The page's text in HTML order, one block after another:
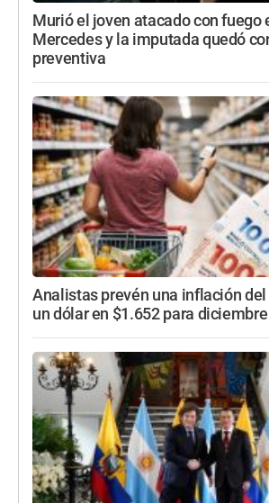
Murió el joven atacado con fuego
Mercedes y la imputada quedó
preventiva
Analistas prevén una inflación del
un dólar en $1.652 para diciembre